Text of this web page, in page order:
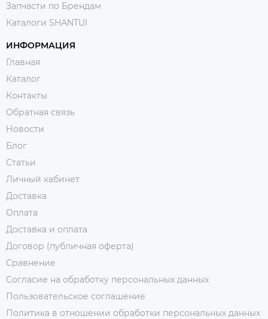
Запчасти по Брендам
Каталоги SHANTUI
ИНФОРМАЦИЯ
Главная
Каталог
Контакты
Обратная связь
Новости
Блог
Статьи
Личный кабинет
Доставка
Оплата
Доставка и оплата
Договор (публичная оферта)
Сравнение
Согласие на обработку персональных данных
Пользовательское соглашение
Политика в отношении обработки персональных данных